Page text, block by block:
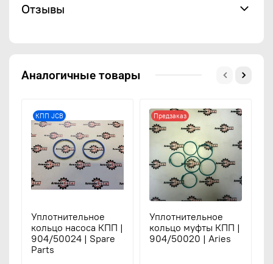
Отзывы
Аналогичные товары
КПП JCB
Уплотнительное
кольцо насоса КПП |
904/50024 | Spare
Parts
Предзаказ
Уплотнительное
кольцо муфты КПП |
904/50020 | Aries